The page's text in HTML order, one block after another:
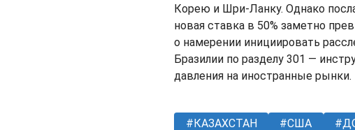
Корею и Шри-Ланку. Однако
новая ставка в 50% заметно
о намерении инициировать
Бразилии по разделу 301 —
давления на иностранные рынки.
КАЗАХСТАН США